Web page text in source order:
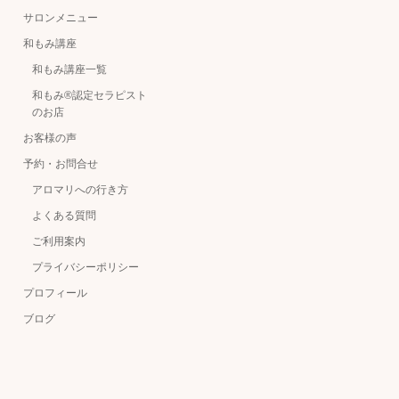
サロンメニュー
和もみ講座
和もみ講座一覧
和もみ®認定セラピスト
のお店
お客様の声
予約・お問合せ
アロマリへの行き方
よくある質問
ご利用案内
プライバシーポリシー
プロフィール
ブログ